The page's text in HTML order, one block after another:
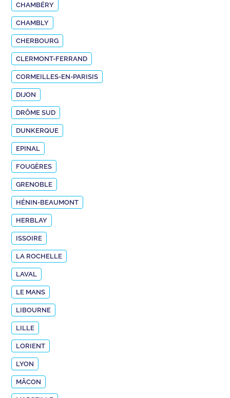
CHAMBÉRY
CHAMBLY
CHERBOURG
CLERMONT-FERRAND
CORMEILLES-EN-PARISIS
DIJON
DRÔME SUD
DUNKERQUE
EPINAL
FOUGÈRES
GRENOBLE
HÉNIN-BEAUMONT
HERBLAY
ISSOIRE
LA ROCHELLE
LAVAL
LE MANS
LIBOURNE
LILLE
LORIENT
LYON
MÂCON